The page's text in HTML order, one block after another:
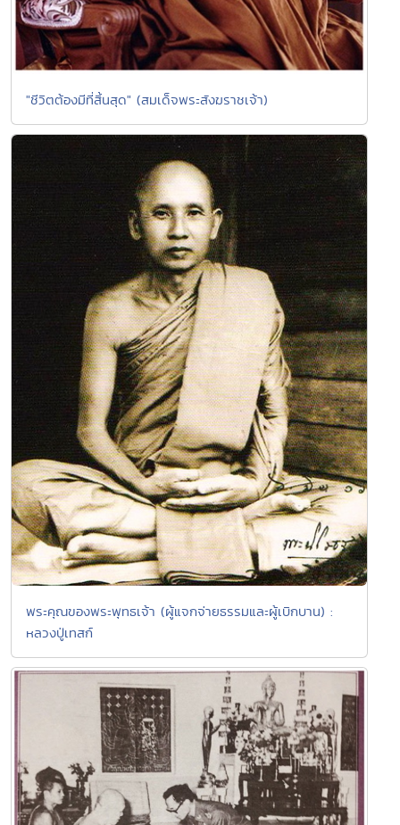
"ชีวิตต้องมีที่สิ้นสุด" (สมเด็จพระสังฆราชเจ้า)
พระคุณของพระพุทธเจ้า (ผู้แจกจ่ายธรรมและผู้เบิกบาน) :
หลวงปู่เทสก์